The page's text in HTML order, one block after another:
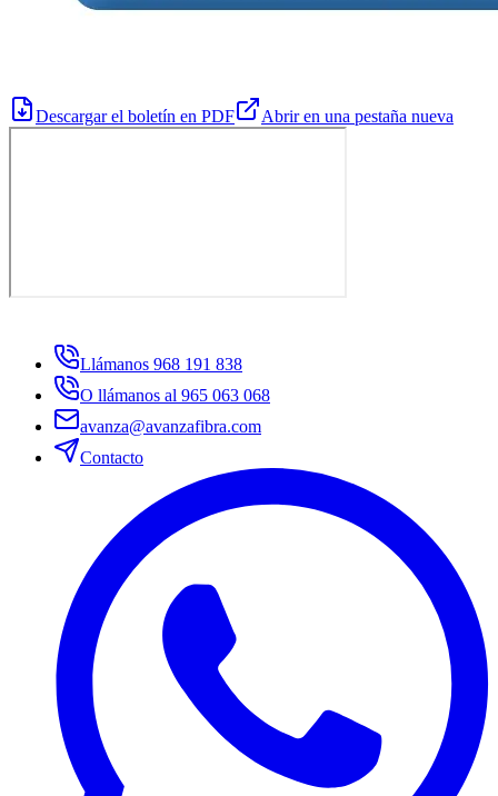
Descargar el boletín en PDF Abrir en una pestaña nueva
Llámanos 968 191 838
O llámanos al 965 063 068
avanza@avanzafibra.com
Contacto